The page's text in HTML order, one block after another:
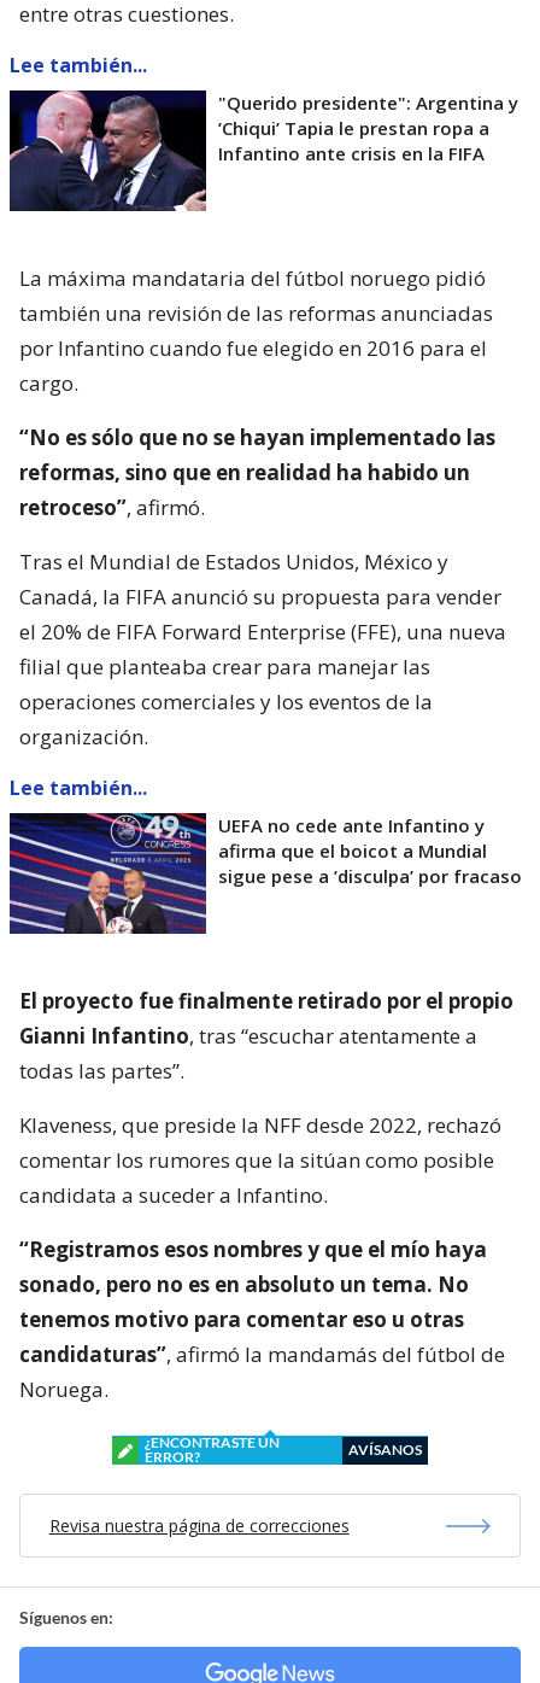
entre otras cuestiones.
Lee también...
"Querido presidente": Argentina y
’Chiqui’ Tapia le prestan ropa a
Infantino ante crisis en la FIFA
La máxima mandataria del fútbol noruego pidió
también una revisión de las reformas anunciadas
por Infantino cuando fue elegido en 2016 para el
cargo.
“No es sólo que no se hayan implementado las
reformas, sino que en realidad ha habido un
retroceso”, afirmó.
Tras el Mundial de Estados Unidos, México y
Canadá, la FIFA anunció su propuesta para vender
el 20% de FIFA Forward Enterprise (FFE), una nueva
filial que planteaba crear para manejar las
operaciones comerciales y los eventos de la
organización.
Lee también...
UEFA no cede ante Infantino y
afirma que el boicot a Mundial
sigue pese a ’disculpa’ por fracaso
El proyecto fue finalmente retirado por el propio
Gianni Infantino, tras “escuchar atentamente a
todas las partes”.
Klaveness, que preside la NFF desde 2022, rechazó
comentar los rumores que la sitúan como posible
candidata a suceder a Infantino.
“Registramos esos nombres y que el mío haya
sonado, pero no es en absoluto un tema. No
tenemos motivo para comentar eso u otras
candidaturas”, afirmó la mandamás del fútbol de
Noruega.
¿ENCONTRASTE UN
ERROR?
AVÍSANOS
Revisa nuestra página de correcciones
Síguenos en: